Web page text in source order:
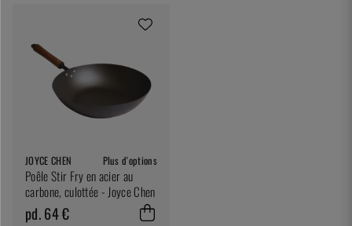
JOYCE CHEN Plus d'options
Poêle Stir Fry en acier au
carbone, culottée - Joyce Chen
pd. 64 €